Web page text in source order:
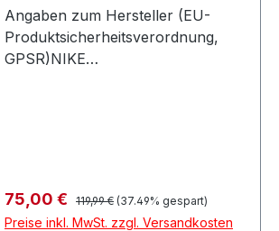
Angaben zum Hersteller (EU-
Produktsicherheitsverordnung,
GPSR)NIKE
Verkaufspreis:
75,00 € Regulärer Preis:
119,99 € (37.49% gespart)
Preise inkl. MwSt. zzgl. Versandkosten